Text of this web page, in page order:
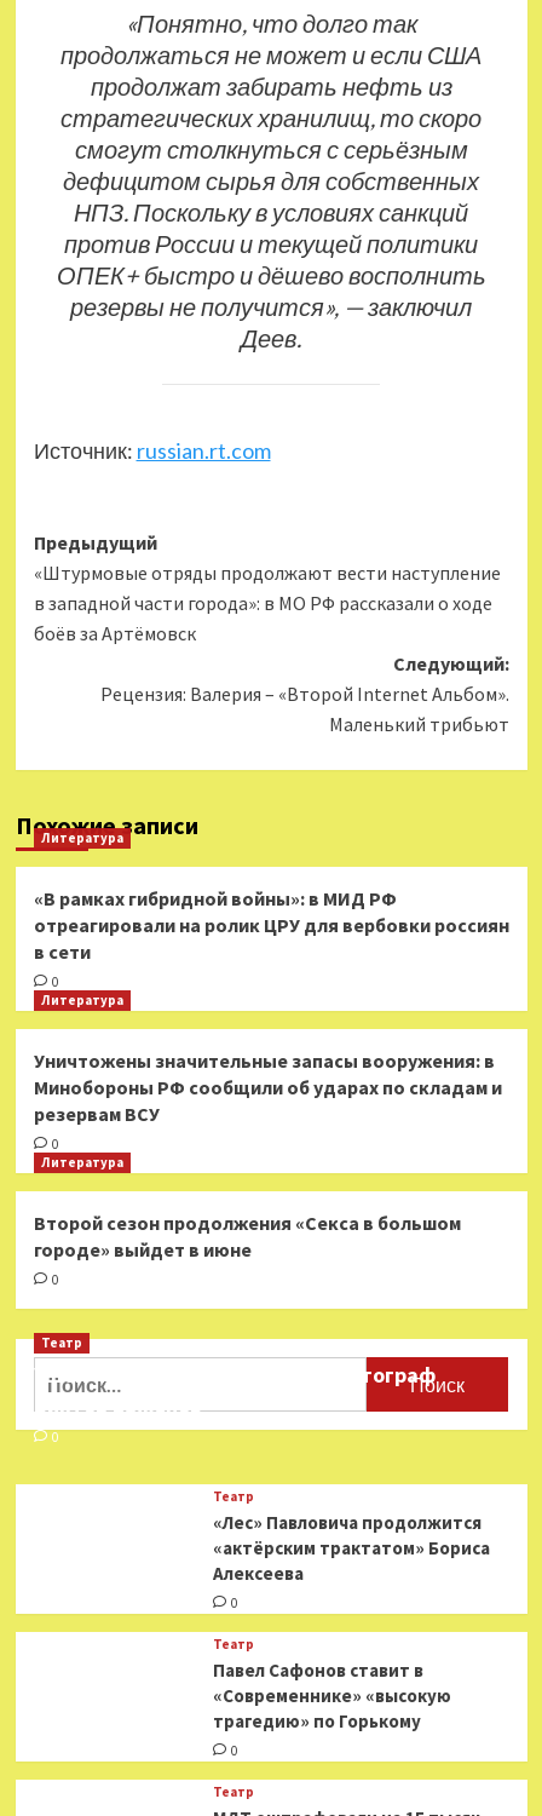
«Понятно, что долго так
продолжаться не может и если США
продолжат забирать нефть из
стратегических хранилищ, то скоро
смогут столкнуться с серьёзным
дефицитом сырья для собственных
НПЗ. Поскольку в условиях санкций
против России и текущей политики
ОПЕК+ быстро и дёшево восполнить
резервы не получится», — заключил
Деев.
Источник: russian.rt.com
Навигация
записи
Предыдущий
«Штурмовые отряды продолжают вести наступление
в западной части города»: в МО РФ рассказали о ходе
боёв за Артёмовск
Следующий:
Рецензия: Валерия – «Второй Internet Альбом».
Маленький трибьют
Похожие записи
Литература
«В рамках гибридной войны»: в МИД РФ
отреагировали на ролик ЦРУ для вербовки россиян
в сети
0
Литература
Уничтожены значительные запасы вооружения: в
Минобороны РФ сообщили об ударах по складам и
резервам ВСУ
0
Литература
Второй сезон продолжения «Секса в большом
городе» выйдет в июне
0
Найти:
Театр
Ушёл из жизни театральный фотограф
Виктор Баженов
0
Театр
«Лес» Павловича продолжится
«актёрским трактатом» Бориса
Алексеева
0
Театр
Павел Сафонов ставит в
«Современнике» «высокую
трагедию» по Горькому
0
Театр